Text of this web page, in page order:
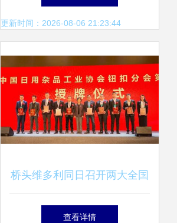
更新时间：2026-08-06 21:23:44
桥头维多利同日召开两大全国
性盛会，纽扣行业迎发展新机
查看详情